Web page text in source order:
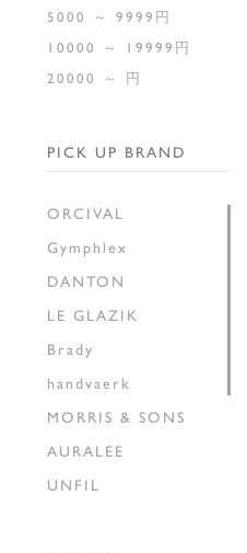
5000 ～ 9999円
10000 ～ 19999円
20000 ～ 円
PICK UP BRAND
ORCIVAL
Gymphlex
DANTON
LE GLAZIK
Brady
handvaerk
MORRIS & SONS
AURALEE
UNFIL